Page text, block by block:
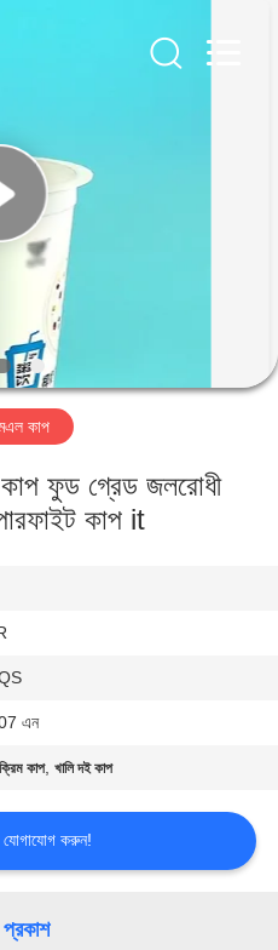
কাপ
ফুড গ্রেড জলরোধী
কাপ it
এন
কাপ,খালি দই কাপ
যোগাযোগ করুন!
প্রকাশ